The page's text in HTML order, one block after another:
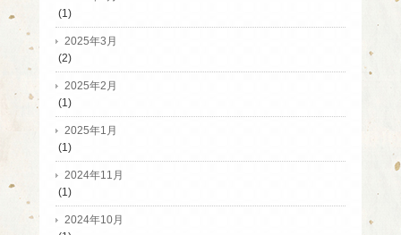
(1)
2025年3月
(2)
2025年2月
(1)
2025年1月
(1)
2024年11月
(1)
2024年10月